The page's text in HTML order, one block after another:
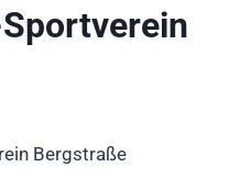
Bergstraße